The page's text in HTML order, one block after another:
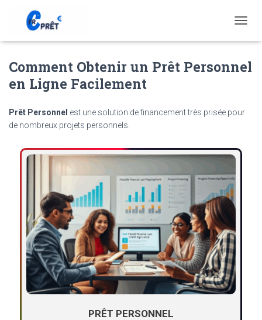
O
G
L
A
Comment Obtenir un Prêt Personnel
en Ligne Facilement
Prêt Personnel est une solution de financement très prisée pour
de nombreux projets personnels.
PRÊT PERSONNEL